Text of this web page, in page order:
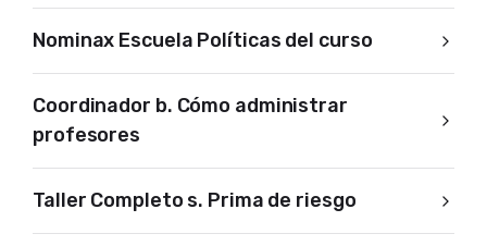
Nominax Escuela Políticas del curso
Coordinador b. Cómo administrar
profesores
Taller Completo s. Prima de riesgo